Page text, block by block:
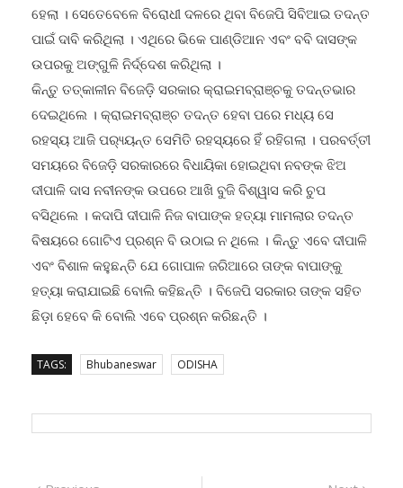
ପାଇଁ ଦାବି କରିଥିଲା । ଏଥିରେ ଭିକେ ପାଣ୍ଡିଆନ ଏବଂ ବବି ଦାସଙ୍କ
ଉପରକୁ ଅଙ୍ଗୁଳି ନିର୍ଦ୍ଦେଶ କରିଥିଲା ।
କିନ୍ତୁ ତତ୍କାଳୀନ ବିଜେଡ଼ି ସରକାର କ୍ରାଇମବ୍ରାଞ୍ଚକୁ ତଦନ୍ତଭାର
ଦେଇଥିଲେ । କ୍ରାଇମବ୍ରାଞ୍ଚ ତଦନ୍ତ ହେବା ପରେ ମଧ୍ୟ ସେ
ରହସ୍ୟ ଆଜି ପର‌୍ୟ୍ୟନ୍ତ ସେମିତି ରହସ୍ୟରେ ହିଁ ରହିଗଲା । ପରବର୍ତ୍ତୀ
ସମୟରେ ବିଜେଡ଼ି ସରକାରରେ ବିଧାୟିକା ହୋଇଥିବା ନବଙ୍କ ଝିଅ
ଦୀପାଳି ଦାସ ନବୀନଙ୍କ ଉପରେ ଆଖି ବୁଜି ବିଶ୍ୱାସ କରି ଚୁପ
ବସିଥିଲେ । କଦାପି ଦୀପାଳି ନିଜ ବାପାଙ୍କ ହତ୍ୟା ମାମଲାର ତଦନ୍ତ
ବିଷୟରେ ଗୋଟିଏ ପ୍ରଶ୍ନ ବି ଉଠାଇ ନ ଥିଲେ । କିନ୍ତୁ ଏବେ ଦୀପାଳି
ଏବଂ ବିଶାଳ କହୁଛନ୍ତି ଯେ ଗୋପାଳ ଜରିଆରେ ତାଙ୍କ ବାପାଙ୍କୁ
ହତ୍ୟା କରାଯାଇଛି ବୋଲି କହିଛନ୍ତି । ବିଜେପି ସରକାର ତାଙ୍କ ସହିତ
ଛିଡ଼ା ହେବେ କି ବୋଲି ଏବେ ପ୍ରଶ୍ନ କରିଛନ୍ତି ।